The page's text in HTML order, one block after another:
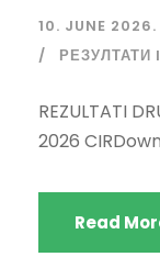
10. JUNE 2026.
РЕЗУЛТАТИ
REZULTATI
2026
Read